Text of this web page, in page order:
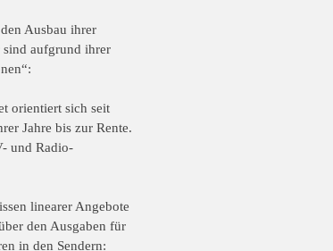
Ausbau ihrer
sind aufgrund ihrer
orientiert sich seit
Jahre bis zur Rente.
und Radio-
linearerAngebote
den Ausgaben für
in den Sendern: